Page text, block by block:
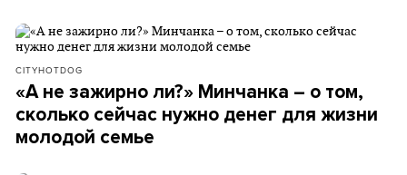
CITYHOTDOG
«А не зажирно ли?» Минчанка – о том,
сколько сейчас нужно денег для жизни
молодой семье